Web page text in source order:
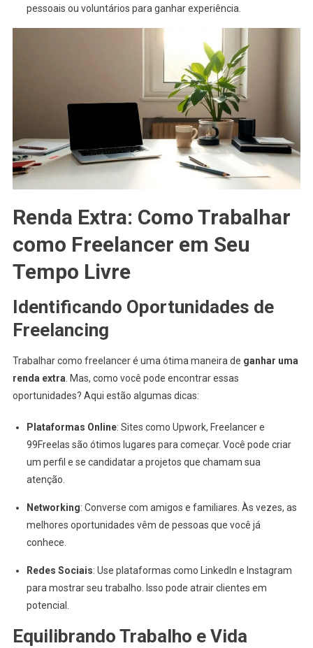
pessoais ou voluntários para ganhar experiência.
Renda Extra: Como Trabalhar
como Freelancer em Seu
Tempo Livre
Identificando Oportunidades de
Freelancing
Trabalhar como freelancer é uma ótima maneira de ganhar uma
renda extra. Mas, como você pode encontrar essas
oportunidades? Aqui estão algumas dicas:
Plataformas Online: Sites como Upwork, Freelancer e
99Freelas são ótimos lugares para começar. Você pode criar
um perfil e se candidatar a projetos que chamam sua
atenção.
Networking: Converse com amigos e familiares. Às vezes, as
melhores oportunidades vêm de pessoas que você já
conhece.
Redes Sociais: Use plataformas como LinkedIn e Instagram
para mostrar seu trabalho. Isso pode atrair clientes em
potencial.
Equilibrando Trabalho e Vida